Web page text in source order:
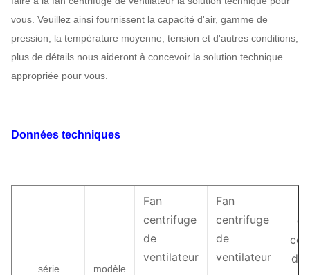
vous. Veuillez ainsi fournissent la capacité d'air, gamme de
pression, la température moyenne, tension et d'autres conditions,
plus de détails nous aideront à concevoir la solution technique
appropriée pour vous.
Données techniques
série modèle
Fan
centrifuge
de
ventilateur
Fan
centrifuge
de
ventilateur
de